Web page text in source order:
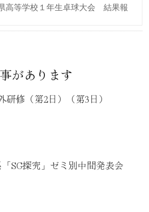
高等学校１年生卓球大会 結果報
があります
研修（第2日）（第3日）
SG探究」ゼミ別中間発表会